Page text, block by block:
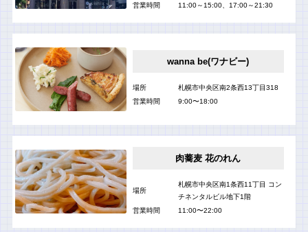
営業時間
11:00～15:00、17:00～21:30
wanna be(ワナビー)
場所
札幌市中央区南2条西13丁目318
営業時間
9:00〜18:00
肉蕎麦 花のれん
場所
札幌市中央区南1条西11丁目 コン
チネンタルビル地下1階
営業時間
11:00〜22:00